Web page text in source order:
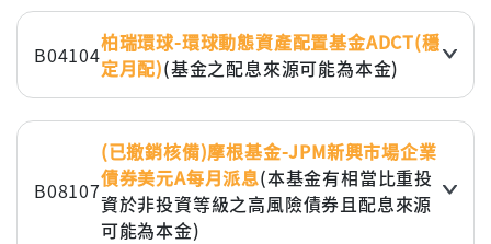
B04104柏瑞環球-環球動態資產配置基金ADCT(穩
定月配)(基金之配息來源可能為本金)
2026-07-07
每單位配息金額
0.058878
0.67%
B08107
(已撤銷核備)摩根基金-JPM新興市場企業
債券美元A每月派息(本基金有相當比重投
資於非投資等級之高風險債券且配息來源
可能為本金)